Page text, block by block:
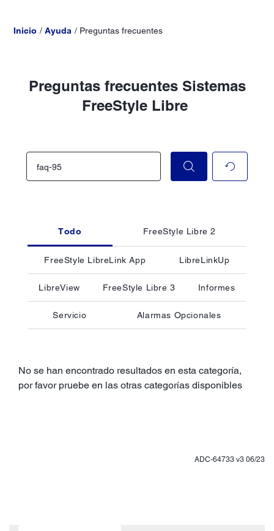
Inicio Ayuda Preguntas frecuentes
Preguntas frecuentes Sistemas
FreeStyle Libre
Todo FreeStyle Libre 2
FreeStyle LibreLink App LibreLinkUp
LibreView FreeStyle Libre 3 Informes
Servicio Alarmas Opcionales
No se han encontrado resultados en esta categoría,
por favor pruebe en las otras categorías disponibles
ADC-64733 v3 06/23